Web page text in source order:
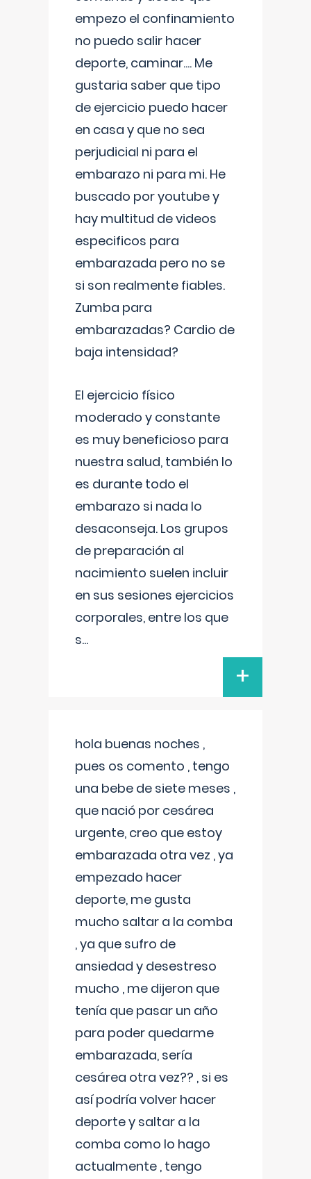
empezo el confinamiento
no puedo salir hacer
deporte, caminar.... Me
gustaria saber que tipo
de ejercicio puedo hacer
en casa y que no sea
perjudicial ni para el
embarazo ni para mi. He
buscado por youtube y
hay multitud de videos
especificos para
embarazada pero no se
si son realmente fiables.
Zumba para
embarazadas? Cardio de
baja intensidad?
El ejercicio físico
moderado y constante
es muy beneficioso para
nuestra salud, también lo
es durante todo el
embarazo si nada lo
desaconseja. Los grupos
de preparación al
nacimiento suelen incluir
en sus sesiones ejercicios
corporales, entre los que
s...
+
hola buenas noches ,
pues os comento , tengo
una bebe de siete meses ,
que nació por cesárea
urgente, creo que estoy
embarazada otra vez , ya
empezado hacer
deporte, me gusta
mucho saltar a la comba
, ya que sufro de
ansiedad y desestreso
mucho , me dijeron que
tenía que pasar un año
para poder quedarme
embarazada, sería
cesárea otra vez?? , si es
así podría volver hacer
deporte y saltar a la
comba como lo hago
actualmente , tengo